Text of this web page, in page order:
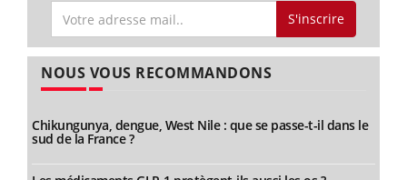
S'inscrire
NOUS VOUS RECOMMANDONS
Chikungunya, dengue, West Nile : que se passe-t-il dans le
sud de la France ?